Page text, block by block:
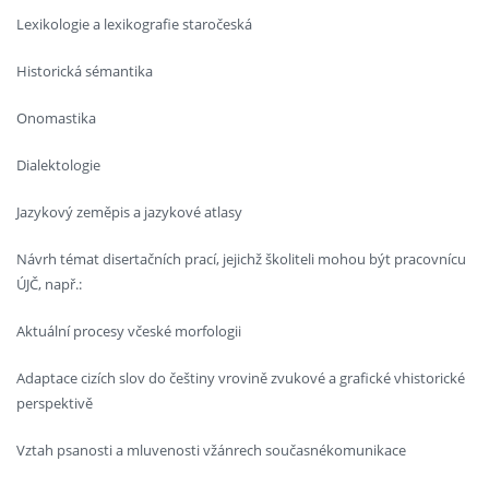
Lexikologie a lexikografie staročeská
Historická sémantika
Onomastika
Dialektologie
Jazykový zeměpis a jazykové atlasy
Návrh témat disertačních prací, jejichž školiteli mohou být pracovnícu
ÚJČ, např.:
Aktuální procesy včeské morfologii
Adaptace cizích slov do češtiny vrovině zvukové a grafické vhistorické
perspektivě
Vztah psanosti a mluvenosti vžánrech současnékomunikace